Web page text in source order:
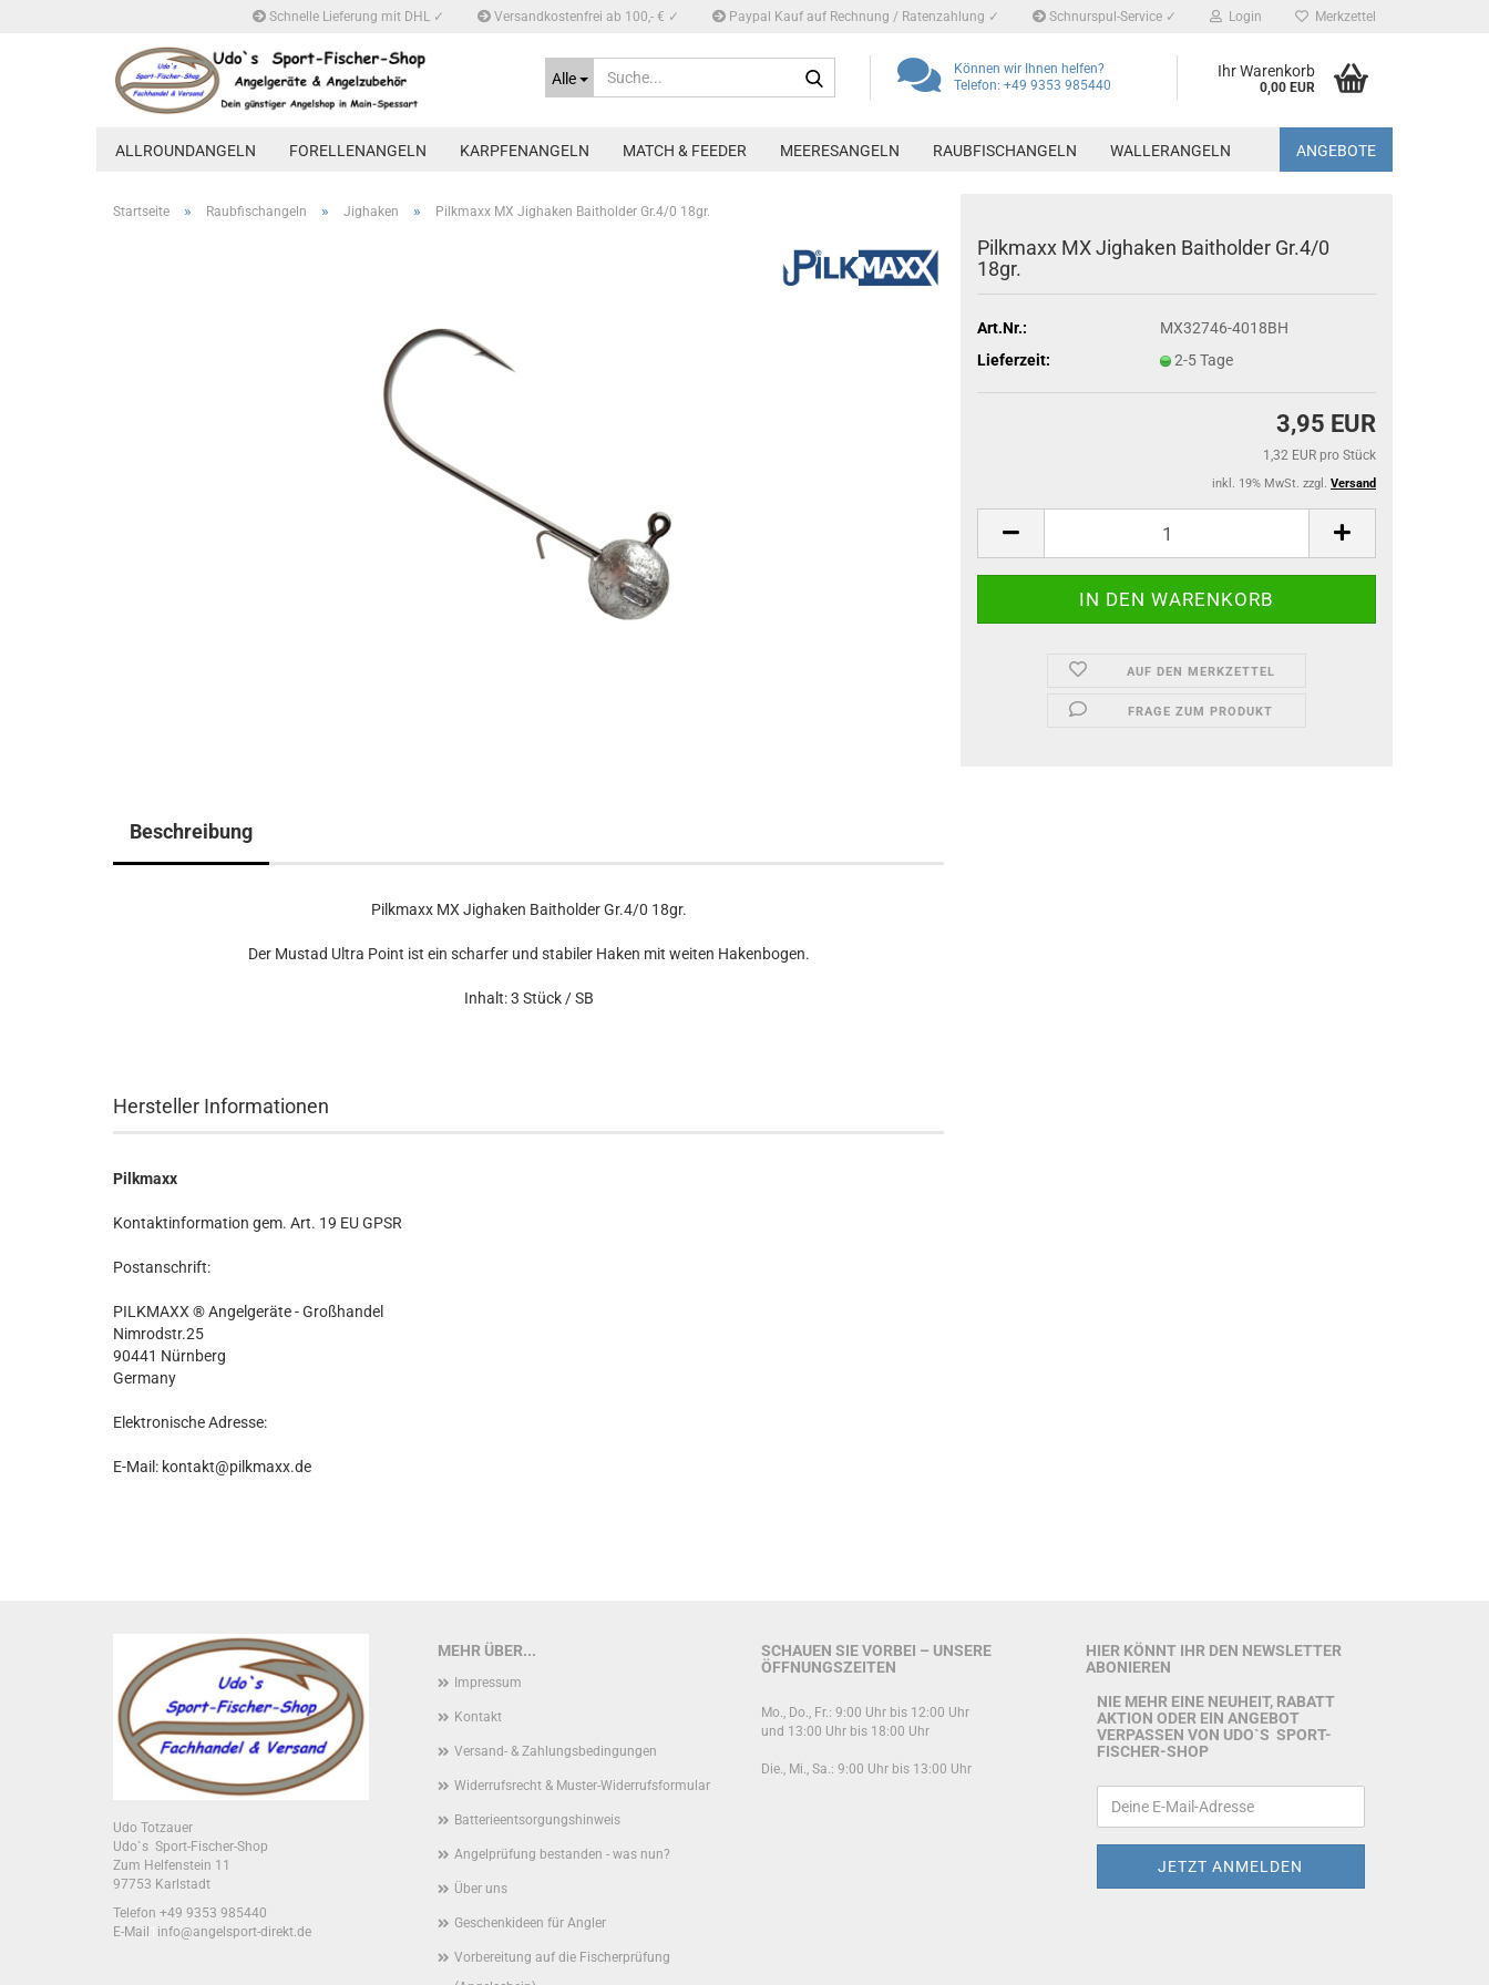
Schnelle Lieferung mit DHL ✓ Versandkostenfrei ab 100,- € ✓ Paypal Kauf auf Rechnung / Ratenzahlung ✓ Schnurspul-Service ✓ Login Merkzettel
Alle
Können wir Ihnen helfen?
Telefon: +49 9353 985440
Ihr Warenkorb
0,00 EUR
ALLROUNDANGELN FORELLENANGELN KARPFENANGELN MATCH & FEEDER MEERESANGELN RAUBFISCHANGELN WALLERANGELN ANGEBOTE
Startseite » Raubfischangeln » Jighaken » Pilkmaxx MX Jighaken Baitholder Gr.4/0 18gr.
Pilkmaxx MX Jighaken Baitholder Gr.4/0
18gr.
Art.Nr.:
MX32746-4018BH
Lieferzeit:
2-5 Tage
3,95 EUR
1,32 EUR pro Stück
inkl. 19% MwSt. zzgl. Versand
AUF DEN MERKZETTEL
FRAGE ZUM PRODUKT
Beschreibung
Pilkmaxx MX Jighaken Baitholder Gr.4/0 18gr.
Der Mustad Ultra Point ist ein scharfer und stabiler Haken mit weiten Hakenbogen.
Inhalt: 3 Stück / SB
Hersteller Informationen
Pilkmaxx
Kontaktinformation gem. Art. 19 EU GPSR
Postanschrift:
PILKMAXX ® Angelgeräte - Großhandel
Nimrodstr.25
90441 Nürnberg
Germany
Elektronische Adresse:
E-Mail: kontakt@pilkmaxx.de
MEHR ÜBER...
Impressum
Kontakt
Versand- & Zahlungsbedingungen
Widerrufsrecht & Muster-Widerrufsformular
Batterieentsorgungshinweis
Angelprüfung bestanden - was nun?
Über uns
Geschenkideen für Angler
Vorbereitung auf die Fischerprüfung
SCHAUEN SIE VORBEI – UNSERE
ÖFFNUNGSZEITEN
Mo., Do., Fr.: 9:00 Uhr bis 12:00 Uhr
und 13:00 Uhr bis 18:00 Uhr
Die., Mi., Sa.: 9:00 Uhr bis 13:00 Uhr
HIER KÖNNT IHR DEN NEWSLETTER
ABONIEREN
NIE MEHR EINE NEUHEIT, RABATT
AKTION ODER EIN ANGEBOT
VERPASSEN VON UDO`S SPORT-
FISCHER-SHOP
Udo Totzauer
Udo`s Sport-Fischer-Shop
Zum Helfenstein 11
97753 Karlstadt
Telefon +49 9353 985440
E-Mail
info@angelsport-direkt.de